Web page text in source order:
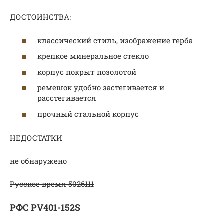
ДОСТОИНСТВА:
классический стиль, изображение герба
крепкое минеральное стекло
корпус покрыт позолотой
ремешок удобно застегивается и
расстегивается
прочный стальной корпус
НЕДОСТАТКИ
не обнаружено
Русское время 5026111
РФС PV401-152S